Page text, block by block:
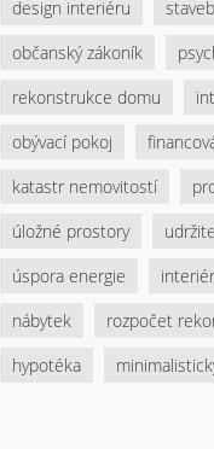
design interiéru
občanský zákoník
rekonstrukce domu
obývací pokoj
katastr nemovitostí
úložné prostory
úspora energie
nábytek
rozpočet
hypotéka